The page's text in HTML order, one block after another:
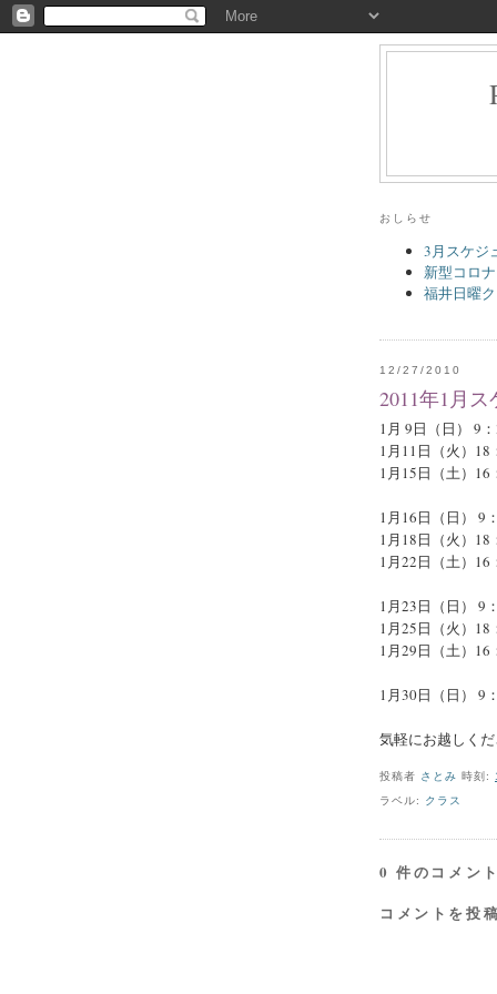
おしらせ
3月スケジ
新型コロ
福井日曜
12/27/2010
2011年1月
1月 9日（日） 9
1月11日（火）
1月15日（土）
1月16日（日） 9
1月18日（火）
1月22日（土）
1月23日（日） 9
1月25日（火）
1月29日（土）
1月30日（日） 9
気軽にお越しく
投稿者 さとみ 時刻:
ラベル: クラス
0 件のコメン
コメントを投